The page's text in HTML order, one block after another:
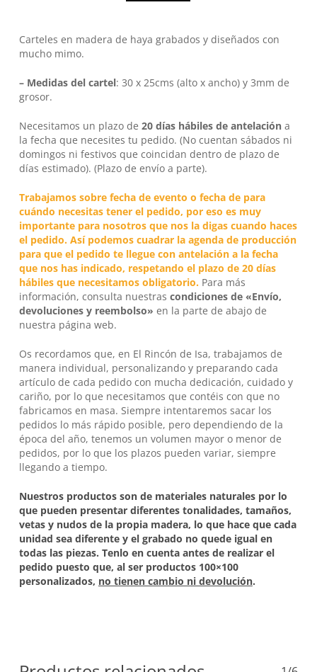
No hay productos en el carrito.
Go To Shop
Carteles en madera de haya grabados y diseñados con
mucho mimo.
– Medidas del cartel: 30 x 25cms (alto x ancho) y 3mm de
grosor.
Necesitamos un plazo de 20 días hábiles de antelacióna
la fecha que necesites tu pedido. (No cuentan sábados ni
domingos ni festivos que coincidan dentro de plazo de
días estimado). (Plazo de envío a parte).
Trabajamos sobre fecha de evento o fecha de para
cuándo necesitas tener el pedido, por eso es muy
importante para nosotros que nos la digas cuando haces
el pedido. Así podemos cuadrar la agenda de producción
para que el pedido te llegue con antelación a la fecha
que nos has indicado, respetando el plazo de 20 días
hábiles que necesitamos obligatorio. Para más
información, consulta nuestras condiciones de «Envío,
devoluciones y reembolso» en la parte de abajo de
nuestra página web.
Os recordamos que, en El Rincón de Isa, trabajamos de
manera individual, personalizando y preparando cada
artículo de cada pedido con mucha dedicación, cuidado y
cariño, por lo que necesitamos que contéis con que no
fabricamos en masa. Siempre intentaremos sacar los
pedidos lo más rápido posible, pero dependiendo de la
época del año, tenemos un volumen mayor o menor de
pedidos, por lo que los plazos pueden variar, siempre
llegando a tiempo.
Nuestros productos son de materiales naturales por lo
que pueden presentar diferentes tonalidades, tamaños,
vetas y nudos de la propia madera, lo que hace que cada
unidad sea diferente y el grabado no quede igual en
todas las piezas. Tenlo en cuenta antes de realizar el
pedido puesto que, al ser productos 100×100
personalizados, no tienen cambio ni devolución.